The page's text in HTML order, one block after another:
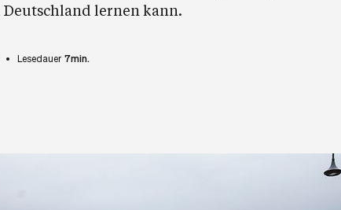
lernen kann.
Lesedauer 7min.